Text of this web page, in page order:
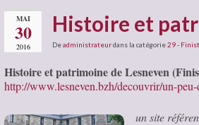
MAI
30
2016
Histoire et
Deadministrateurdans la catégorie29 -
Histoire et patrimoine de Lesneven
http://www.lesneven.bzh/decouvrir/un-
un site